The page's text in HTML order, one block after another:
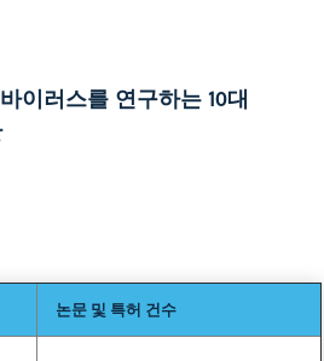
이러스를 연구하는 10대
논문 및 특허 건수